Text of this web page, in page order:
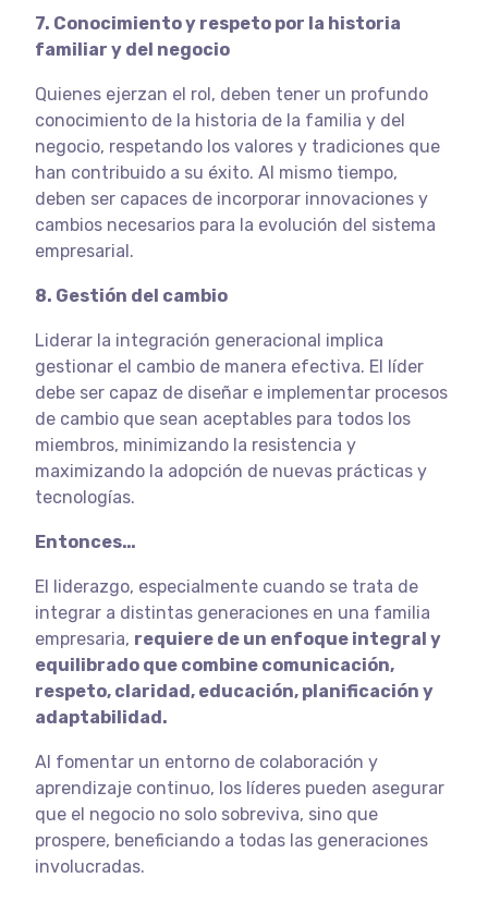
7. Conocimiento y respeto por la historia
familiar y del negocio
Quienes ejerzan el rol, deben tener un profundo
conocimiento de la historia de la familia y del
negocio, respetando los valores y tradiciones que
han contribuido a su éxito. Al mismo tiempo,
deben ser capaces de incorporar innovaciones y
cambios necesarios para la evolución del sistema
empresarial.
8. Gestión del cambio
Liderar la integración generacional implica
gestionar el cambio de manera efectiva. El líder
debe ser capaz de diseñar e implementar procesos
de cambio que sean aceptables para todos los
miembros, minimizando la resistencia y
maximizando la adopción de nuevas prácticas y
tecnologías.
Entonces…
El liderazgo, especialmente cuando se trata de
integrar a distintas generaciones en una familia
empresaria, requiere de un enfoque integral y
equilibrado que combine comunicación,
respeto, claridad, educación, planificación y
adaptabilidad.
Al fomentar un entorno de colaboración y
aprendizaje continuo, los líderes pueden asegurar
que el negocio no solo sobreviva, sino que
prospere, beneficiando a todas las generaciones
involucradas.